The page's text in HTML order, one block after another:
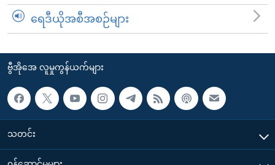
ရေဒီယိုအစီအစဉ်များ
ဗွီအိုအေ လူမှုကွန်ယက်များ
သတင်း